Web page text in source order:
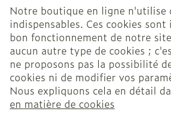
Notre boutique en ligne n'utilise
indispensables. Ces cookies sont
bon fonctionnement de notre
aucun autre type de cookies ;
ne proposons pas la possibilité
cookies ni de modifier vos
Nous expliquons cela en détail
en matière de cookies
Liens légaux